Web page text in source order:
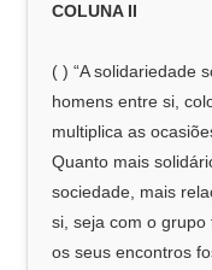
COLUNA II
( ) “A solidariedade
homens entre si,
multiplica as
Quanto mais
sociedade, mais
si, seja com o
os seus encontros